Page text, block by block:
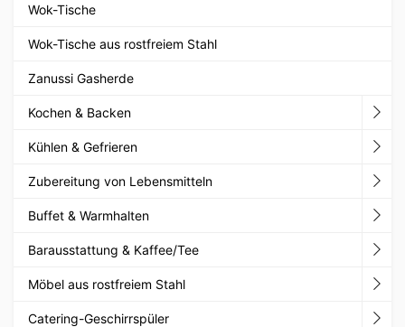
Wok-Tische
Wok-Tische aus rostfreiem Stahl
Zanussi Gasherde
Kochen & Backen
Kühlen & Gefrieren
Zubereitung von Lebensmitteln
Buffet & Warmhalten
Barausstattung & Kaffee/Tee
Möbel aus rostfreiem Stahl
Catering-Geschirrspüler